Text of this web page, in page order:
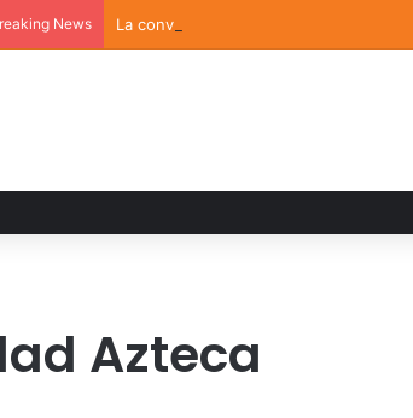
News La convivencia familiar marca el cierre
Azteca